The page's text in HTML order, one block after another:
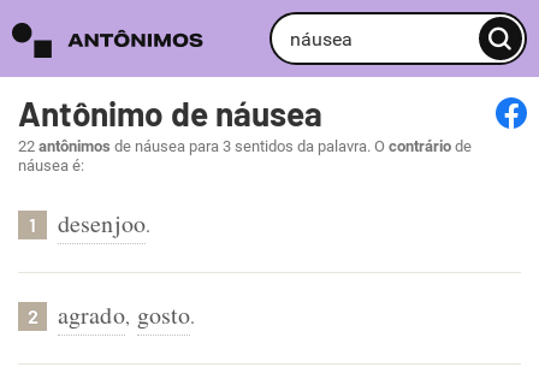
Antônimo de náusea
22 antônimos de náusea para 3 sentidos da palavra. O contrário de
náusea é:
1 desenjoo.
2 agrado, gosto.